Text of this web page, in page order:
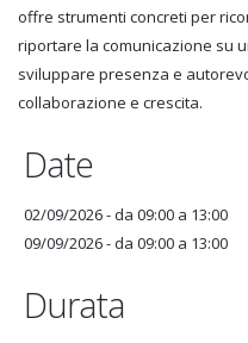
offre strumenti concreti per
riportare la comunicazione su
sviluppare presenza e
collaborazione e crescita.
Date
02/09/2026 -da 09:00 a 13:00
09/09/2026 -da 09:00 a 13:00
Durata